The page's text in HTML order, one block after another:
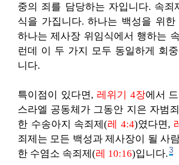
중의 죄를 담당하는 자입니다. 속죄
식을 가집니다. 하나는 백성을 위한
하나는 제사장 위임식에서 행하는
런데 이 두 가지 모두 동일하게 회
니다.
특이점이 있다면, 레위기 4장에서
스라엘 공동체가 그동안 지은 자범
한 수송아지 속죄제(레 4:4)였다면,
죄제는 모든 백성과 제사장이 될 사
한 수염소 속죄제(레 10:16)입니다. 3